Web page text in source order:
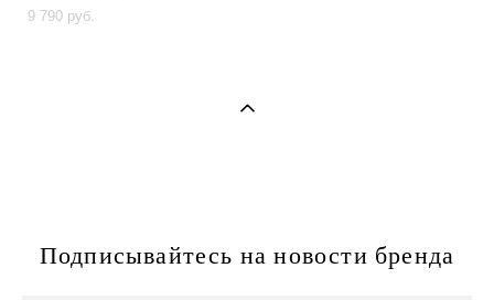
9 790 pуб.
Подписывайтесь на новости бренда